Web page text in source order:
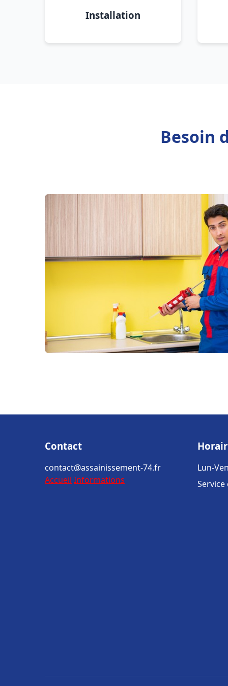
Installation
Besoin
Contact
contact@assainissement-74.fr
Accueil Informations
Lun-